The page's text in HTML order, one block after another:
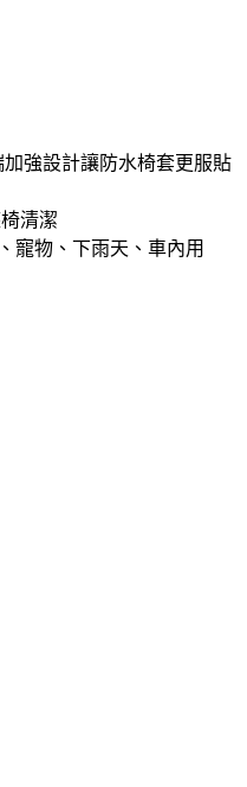
強設計讓防水椅套更服貼
清潔
寵物、下雨天、車內用